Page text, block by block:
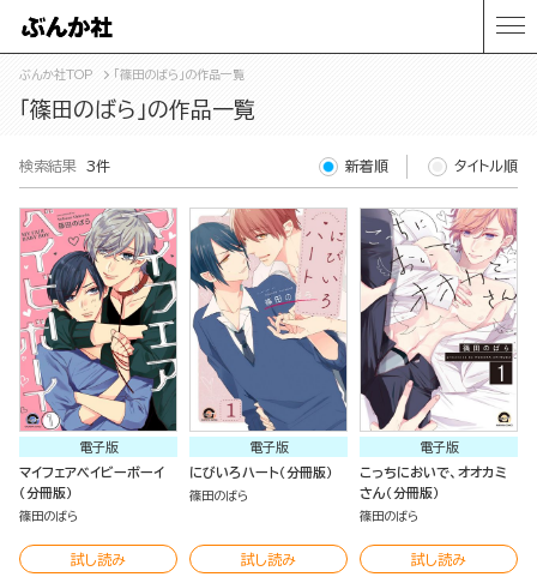
ぶんか社TOP 「篠田のばら」の作品一覧
「篠田のばら」の作品一覧
検索結果 3件 新着順 タイトル順
電子版
マイフェアベイビーボーイ
（分冊版）
篠田のばら
試し読み
電子版
にびいろハート（分冊版）
篠田のばら
試し読み
電子版
こっちにおいで、オオカミ
さん（分冊版）
篠田のばら
試し読み